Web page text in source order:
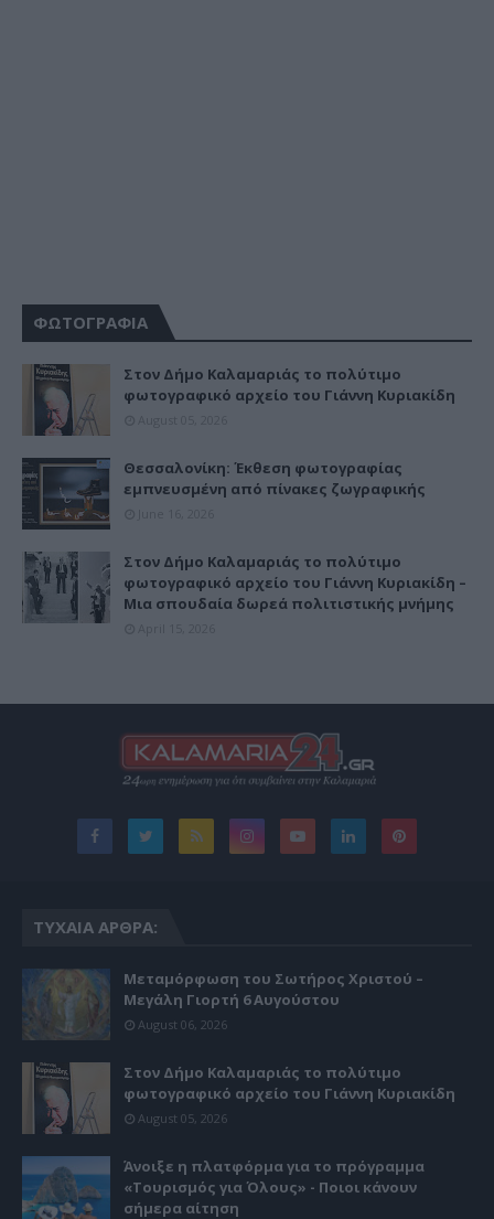
ΦΩΤΟΓΡΑΦΙΑ
Στον Δήμο Καλαμαριάς το πολύτιμο
φωτογραφικό αρχείο του Γιάννη Κυριακίδη
Θεσσαλονίκη: Έκθεση φωτογραφίας
εμπνευσμένη από πίνακες ζωγραφικής
Στον Δήμο Καλαμαριάς το πολύτιμο
φωτογραφικό αρχείο του Γιάννη Κυριακίδη –
Μια σπουδαία δωρεά πολιτιστικής μνήμης
ΤΥΧΑΊΑ ΆΡΘΡΑ:
Μεταμόρφωση του Σωτήρος Χριστού –
Μεγάλη Γιορτή 6 Αυγούστου
August 06, 2026
Στον Δήμο Καλαμαριάς το πολύτιμο
φωτογραφικό αρχείο του Γιάννη Κυριακίδη
August 05, 2026
Άνοιξε η πλατφόρμα για το πρόγραμμα
«Τουρισμός για Όλους» - Ποιοι κάνουν
σήμερα αίτηση